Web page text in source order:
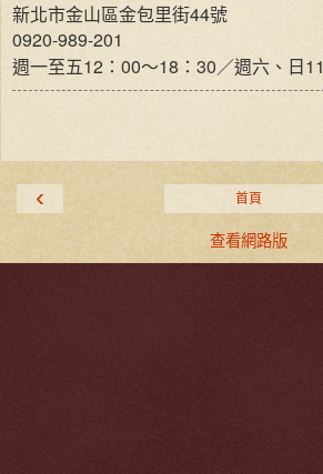
新北市金山區金包里街44號
0920-989-201
週一至五12 ： 00～18 ： 30／週六、日 11
‹ 首頁
查看網路版